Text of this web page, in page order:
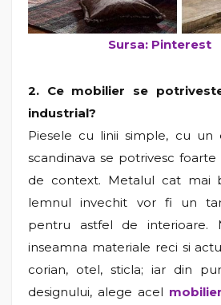
Sursa: Pinterest
2. Ce mobilier se
industrial?
Piesele cu linii simple, cu un
scandinava se potrivesc
de context. Metalul cat mai
lemnul invechit vor fi un
pentru astfel de
inseamna materiale reci si
corian, otel, sticla; iar din
designului, alege acel mobilier